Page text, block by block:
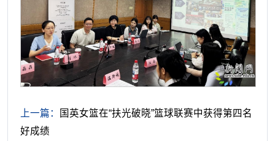
上一篇：
国英女篮在“扶光破晓”篮球联赛中获得第四名
好成绩